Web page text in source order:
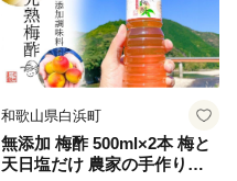
和歌山県白浜町
無添加 梅酢 500ml×2本 梅と
天日塩だけ 農家の手作り完